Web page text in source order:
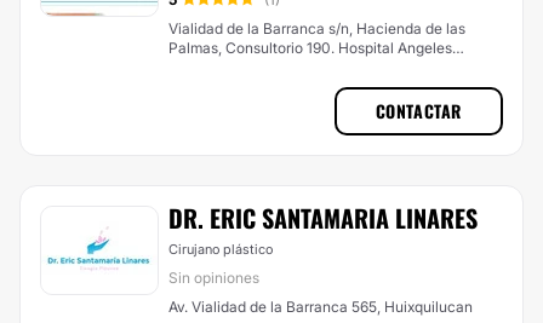
Vialidad de la Barranca s/n, Hacienda de las
Palmas, Consultorio 190. Hospital Angeles
CONTACTAR
DR. ERIC SANTAMARIA LINARES
Cirujano plástico
Sin opiniones
Av. Vialidad de la Barranca 565, Huixquilucan